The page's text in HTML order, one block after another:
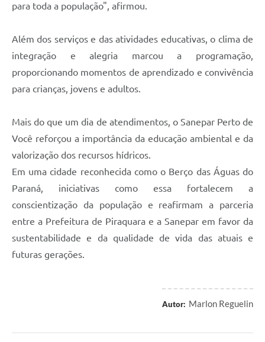
para toda a população", afirmou.
Além dos serviços e das atividades educativas, o clima de
integração e alegria marcou a programação,
proporcionando momentos de aprendizado e convivência
para crianças, jovens e adultos.
Mais do que um dia de atendimentos, o Sanepar Perto de
Você reforçou a importância da educação ambiental e da
valorização dos recursos hídricos.
Em uma cidade reconhecida como o Berço das Águas do
Paraná, iniciativas como essa fortalecem a
conscientização da população e reafirmam a parceria
entre a Prefeitura de Piraquara e a Sanepar em favor da
sustentabilidade e da qualidade de vida das atuais e
futuras gerações.
Autor: Marlon Reguelin